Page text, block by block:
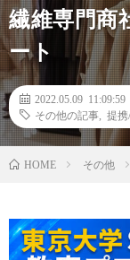
繊維専門商
ート
2022.05.09 11:09:59
その他の記事
提携
HOME その他